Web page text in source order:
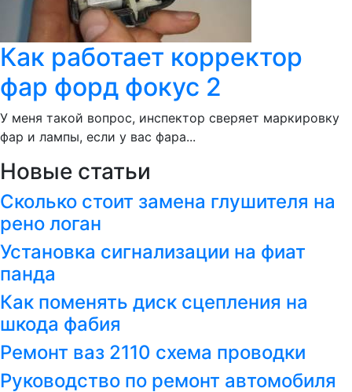
Как работает корректор
фар форд фокус 2
У меня такой вопрос, инспектор сверяет маркировку
фар и лампы, если у вас фара...
Новые статьи
Сколько стоит замена глушителя на
рено логан
Установка сигнализации на фиат
панда
Как поменять диск сцепления на
шкода фабия
Ремонт ваз 2110 схема проводки
Руководство по ремонт автомобиля